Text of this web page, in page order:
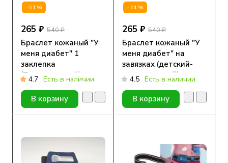
-51%
265 ₽ 540 ₽
Браслет кожаный "У
меня диабет" 1
заклепка
(Подростковый)
4.7 Есть в наличии
В корзину
-51%
265 ₽ 540 ₽
Браслет кожаный "У
меня диабет" на
завязках (детский-
подростковый)
4.5 Есть в наличии
В корзину